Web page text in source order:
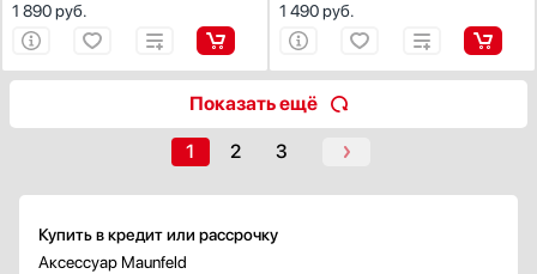
1 890руб. 1 490руб.
Показать ещё
1 2 3
Купить в кредит или рассрочку
Аксессуар Maunfeld